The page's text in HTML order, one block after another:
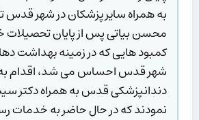
به همراه سایر پزشکان در شهر قدس
محسن بیاتی پس از پایان تحصیلات
کمبود هایی که در زمینه بهداشت
شهر قدس احساس می شد، اقدام
دندانپزشکی قدس به همراه دکتر
نمودند که در حال حاضر به خدمات